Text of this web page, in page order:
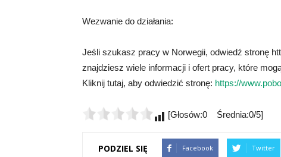
Wezwanie do działania:
Jeśli szukasz pracy w Norwegii, odwiedź stronę
znajdziesz wiele informacji i ofert pracy, które
Kliknij tutaj, aby odwiedzić stronę: https://
[Głosów:0 Średnia:0/5]
PODZIEL SIĘ Facebook Twitter